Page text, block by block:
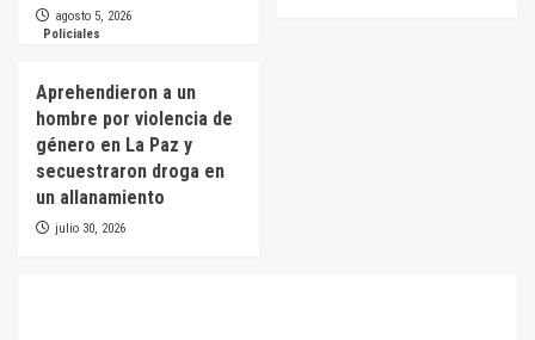
agosto 5, 2026
Policiales
Aprehendieron a un
hombre por violencia de
género en La Paz y
secuestraron droga en
un allanamiento
julio 30, 2026